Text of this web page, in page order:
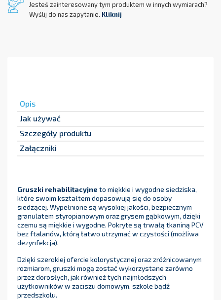
Jesteś zainteresowany tym produktem w innych wymiarach?
Wyślij do nas zapytanie. Kliknij
Opis
Jak używać
Szczegóły produktu
Załączniki
Gruszki rehabilitacyjne to miękkie i wygodne siedziska,
które swoim kształtem dopasowują się do osoby
siedzącej. Wypełnione są wysokiej jakości, bezpiecznym
granulatem styropianowym oraz grysem gąbkowym, dzięki
czemu są miękkie i wygodne. Pokryte są trwałą tkaniną PCV
bez ftalanów, którą łatwo utrzymać w czystości (możliwa
dezynfekcja).
Dzięki szerokiej ofercie kolorystycznej oraz zróżnicowanym
rozmiarom, gruszki mogą zostać wykorzystane zarówno
przez dorosłych, jak również tych najmłodszych
użytkowników w zaciszu domowym, szkole bądź
przedszkolu.